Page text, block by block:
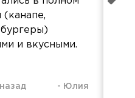
(канапе,
и вкусными.
- Юлия